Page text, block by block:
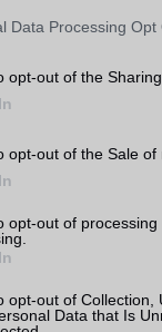
Data Processing Opt
opt-out of the
opt-out of the Sale of
opt-out of
opt-out of Collection,
Data that Is
W580
Wi-Fi
NFC